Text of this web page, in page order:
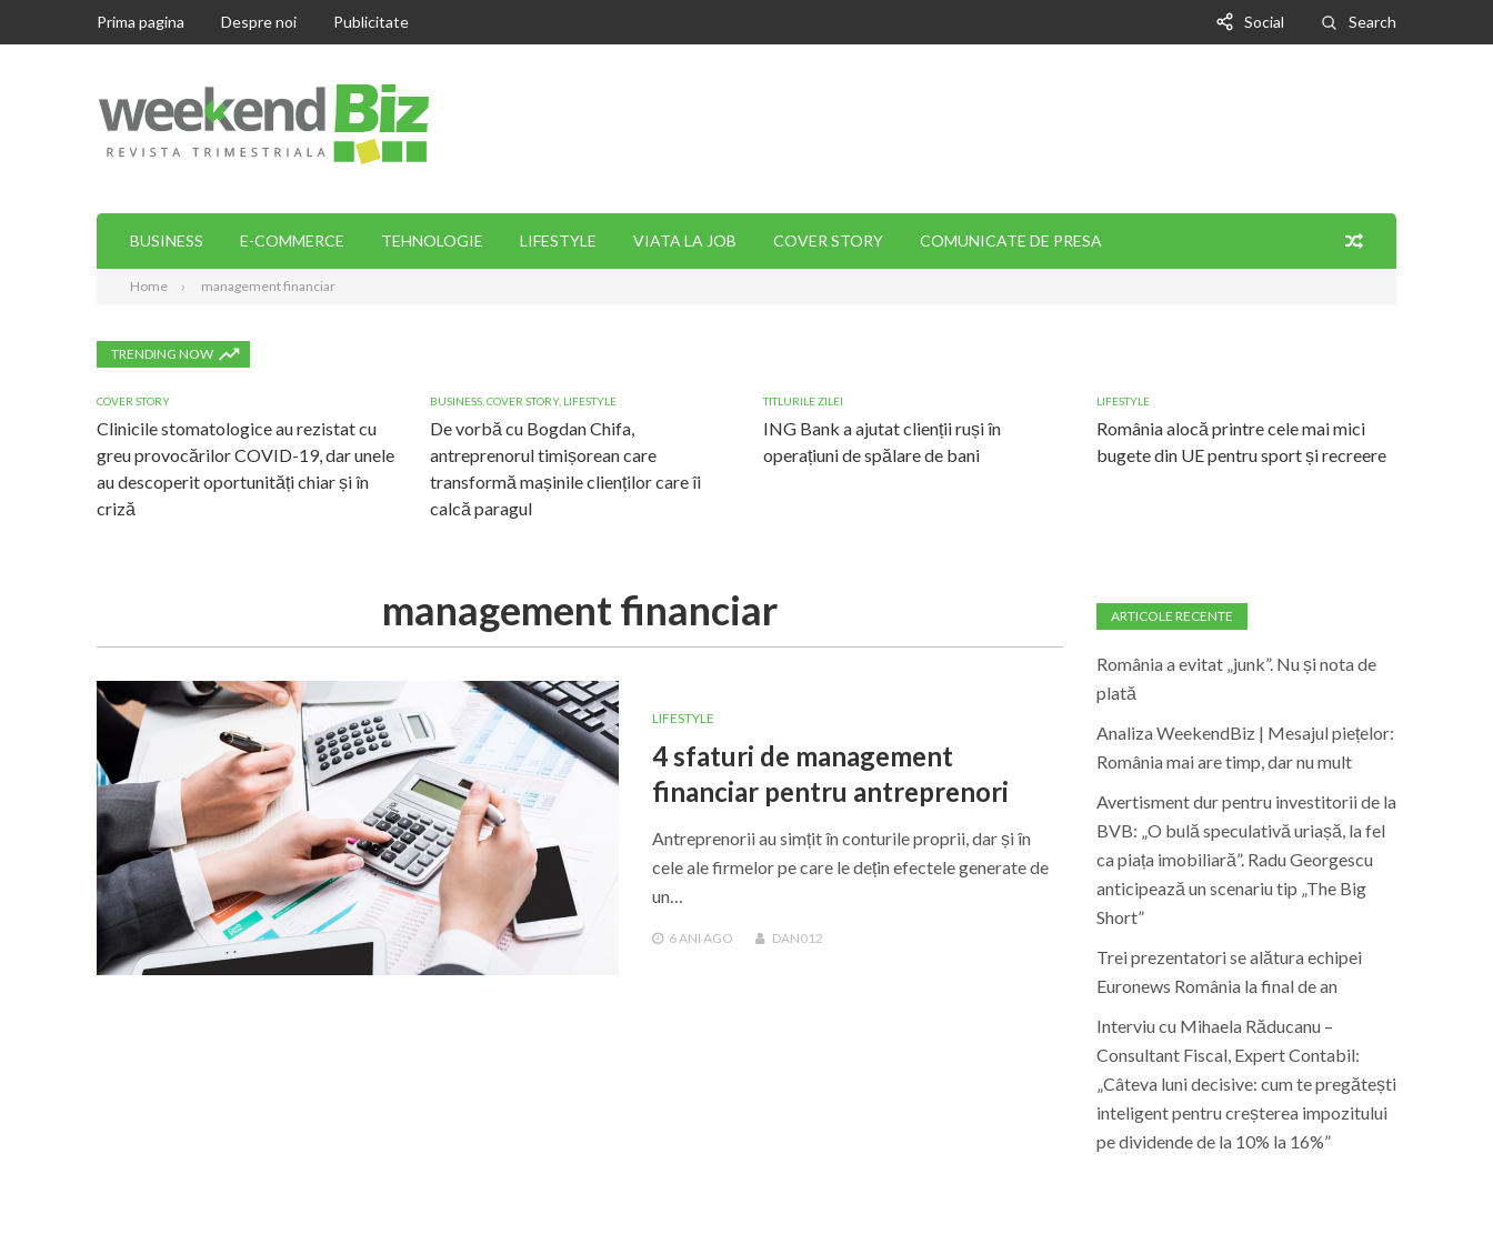
Prima pagina Despre noi Publicitate Social Search
BUSINESS E-COMMERCE TEHNOLOGIE LIFESTYLE VIATA LA JOB COVER STORY COMUNICATE DE PRESA
Home management financiar
TRENDING NOW
COVER STORY
Clinicile stomatologice au rezistat cu
greu provocărilor COVID-19, dar unele
au descoperit oportunități chiar și în
criză
BUSINESS COVER STORY, LIFESTYLE
De vorbă cu Bogdan Chifa,
antreprenorul timișorean care
transformă mașinile clienților care îi
calcă paragul
TITLURILE ZILEI
ING Bank a ajutat clienții ruși în
operațiuni de spălare de bani
LIFESTYLE
România alocă printre cele mai mici
bugete din UE pentru sport și recreere
management financiar
LIFESTYLE
4 sfaturi de management
financiar pentru antreprenori
Antreprenorii au simțit în conturile proprii, dar și în
cele ale firmelor pe care le dețin efectele generate de
un…
6 ANI AGO DAN012
ARTICOLE RECENTE
România a evitat „junk”. Nu și nota de
plată
Analiza WeekendBiz | Mesajul piețelor:
România mai are timp, dar nu mult
Avertisment dur pentru investitorii de la
BVB: „O bulă speculativă uriașă, la fel
ca piața imobiliară”. Radu Georgescu
anticipează un scenariu tip „The Big
Short”
Trei prezentatori se alătura echipei
Euronews România la final de an
Interviu cu Mihaela Răducanu –
Consultant Fiscal, Expert Contabil:
„Câteva luni decisive: cum te pregătești
inteligent pentru creșterea impozitului
pe dividende de la 10% la 16%”